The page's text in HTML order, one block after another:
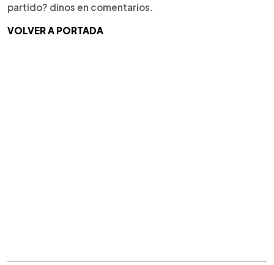
partido? dinos en comentarios.
VOLVER A PORTADA